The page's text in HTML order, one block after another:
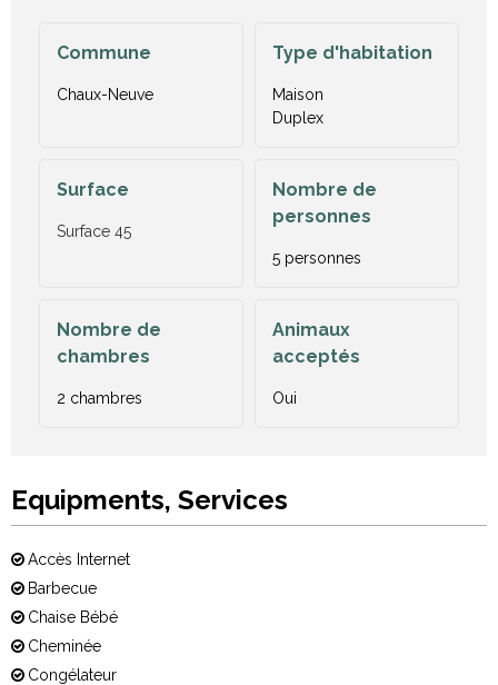
Commune
Chaux-Neuve
Type d'habitation
Maison
Duplex
Surface
Surface 45
Nombre de
personnes
5 personnes
Nombre de
chambres
2 chambres
Animaux
acceptés
Oui
Equipments, Services
Accès Internet
Barbecue
Chaise Bébé
Cheminée
Congélateur